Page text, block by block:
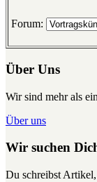
Forum:
Über Uns
Wir sind mehr als
Über uns
Wir suchen
Du schreibst